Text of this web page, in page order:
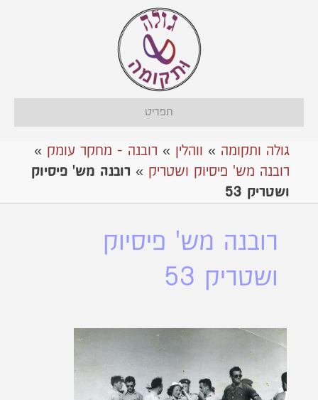
תפריט
גולה ותקומה » ווהלין » רובנה - מחקר עומק »
רובנה מש' פיסיוק ושטריק » רובנה מש' פיסיוק
ושטריק 53
רובנה מש' פיסיוק
ושטריק 53